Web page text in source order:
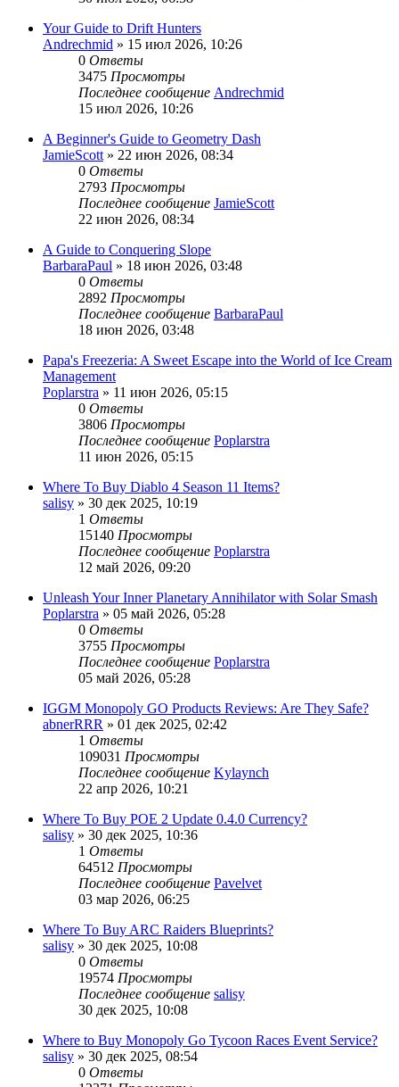
Your Guide to Drift Hunters
Andrechmid » 15 июл 2026, 10:26
0 Ответы
3475 Просмотры
Последнее сообщение Andrechmid
15 июл 2026, 10:26
A Beginner's Guide to Geometry Dash
JamieScott » 22 июн 2026, 08:34
0 Ответы
2793 Просмотры
Последнее сообщение JamieScott
22 июн 2026, 08:34
A Guide to Conquering Slope
BarbaraPaul » 18 июн 2026, 03:48
0 Ответы
2892 Просмотры
Последнее сообщение BarbaraPaul
18 июн 2026, 03:48
Papa's Freezeria: A Sweet Escape into the World of Ice Cream
Management
Poplarstra » 11 июн 2026, 05:15
0 Ответы
3806 Просмотры
Последнее сообщение Poplarstra
11 июн 2026, 05:15
Where To Buy Diablo 4 Season 11 Items?
salisy » 30 дек 2025, 10:19
1 Ответы
15140 Просмотры
Последнее сообщение Poplarstra
12 май 2026, 09:20
Unleash Your Inner Planetary Annihilator with Solar Smash
Poplarstra » 05 май 2026, 05:28
0 Ответы
3755 Просмотры
Последнее сообщение Poplarstra
05 май 2026, 05:28
IGGM Monopoly GO Products Reviews: Are They Safe?
abnerRRR » 01 дек 2025, 02:42
1 Ответы
109031 Просмотры
Последнее сообщение Kylaynch
22 апр 2026, 10:21
Where To Buy POE 2 Update 0.4.0 Currency?
salisy » 30 дек 2025, 10:36
1 Ответы
64512 Просмотры
Последнее сообщение Pavelvet
03 мар 2026, 06:25
Where To Buy ARC Raiders Blueprints?
salisy » 30 дек 2025, 10:08
0 Ответы
19574 Просмотры
Последнее сообщение salisy
30 дек 2025, 10:08
Where to Buy Monopoly Go Tycoon Races Event Service?
salisy » 30 дек 2025, 08:54
0 Ответы